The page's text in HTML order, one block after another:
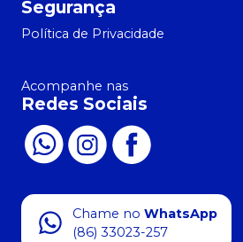
Segurança
Política de Privacidade
Acompanhe nas
Redes Sociais
Chame no WhatsApp
(86) 33023-257